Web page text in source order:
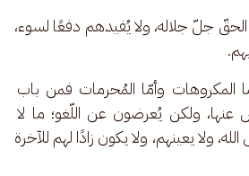
الحقّ جلّ جلاله، ولا يُفيدهم دفعًا لسوء،
المكروهات وأمّا المُحرمات فمن باب
ولكن يُعرضون عن اللّغو؛ ما لا
ولا يعينهم، ولا يكون زادًا لهم للآخرة